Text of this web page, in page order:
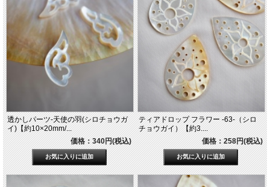
透かしパーツ-天使の羽(シロチョウガ
イ)【約10×20mm/...
価格：340円(税込)
ティアドロップ フラワー -63-（シロ
チョウガイ）【約3....
価格：258円(税込)